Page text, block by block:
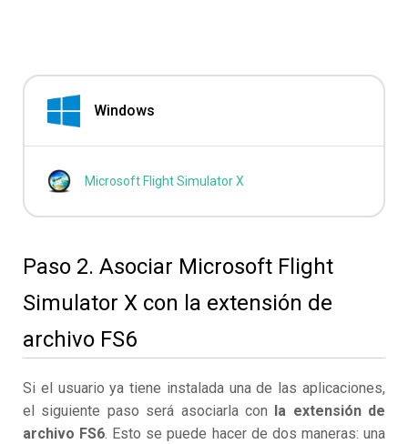
Windows
Microsoft Flight Simulator X
Paso 2. Asociar Microsoft Flight
Simulator X con la extensión de
archivo FS6
Si el usuario ya tiene instalada una de las aplicaciones,
el siguiente paso será asociarla con la extensión de
archivo FS6. Esto se puede hacer de dos maneras: una